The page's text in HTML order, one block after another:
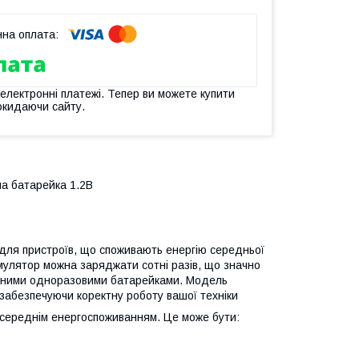
платежі. Тепер ви можете купити
сайту.
батарейка 1.2В
пристроїв, що споживають енергію середньої
можна заряджати сотні разів, що значно
одноразовими батарейками. Модель
коректну роботу вашої техніки
енергоспоживанням. Це може бути: